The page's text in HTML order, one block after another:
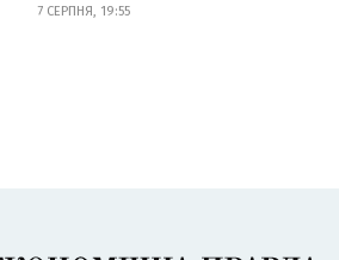
7 СЕРПНЯ, 19:55